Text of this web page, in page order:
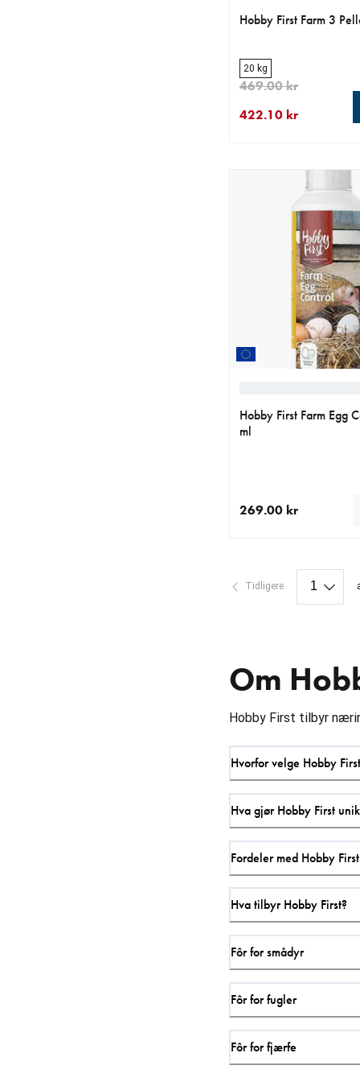
Hobby First Farm 3
20 kg
422.10 kr
469.00 kr
Hobby First Farm Egg
ml
269.00 kr
Tidligere
Om
Hobby First tilbyr
Hvorfor velge Hobby
Hva gjør Hobby First
Fordeler med Hobby First
Hva tilbyr Hobby First?
Fôr for smådyr
Fôr for fugler
Fôr for fjærfe